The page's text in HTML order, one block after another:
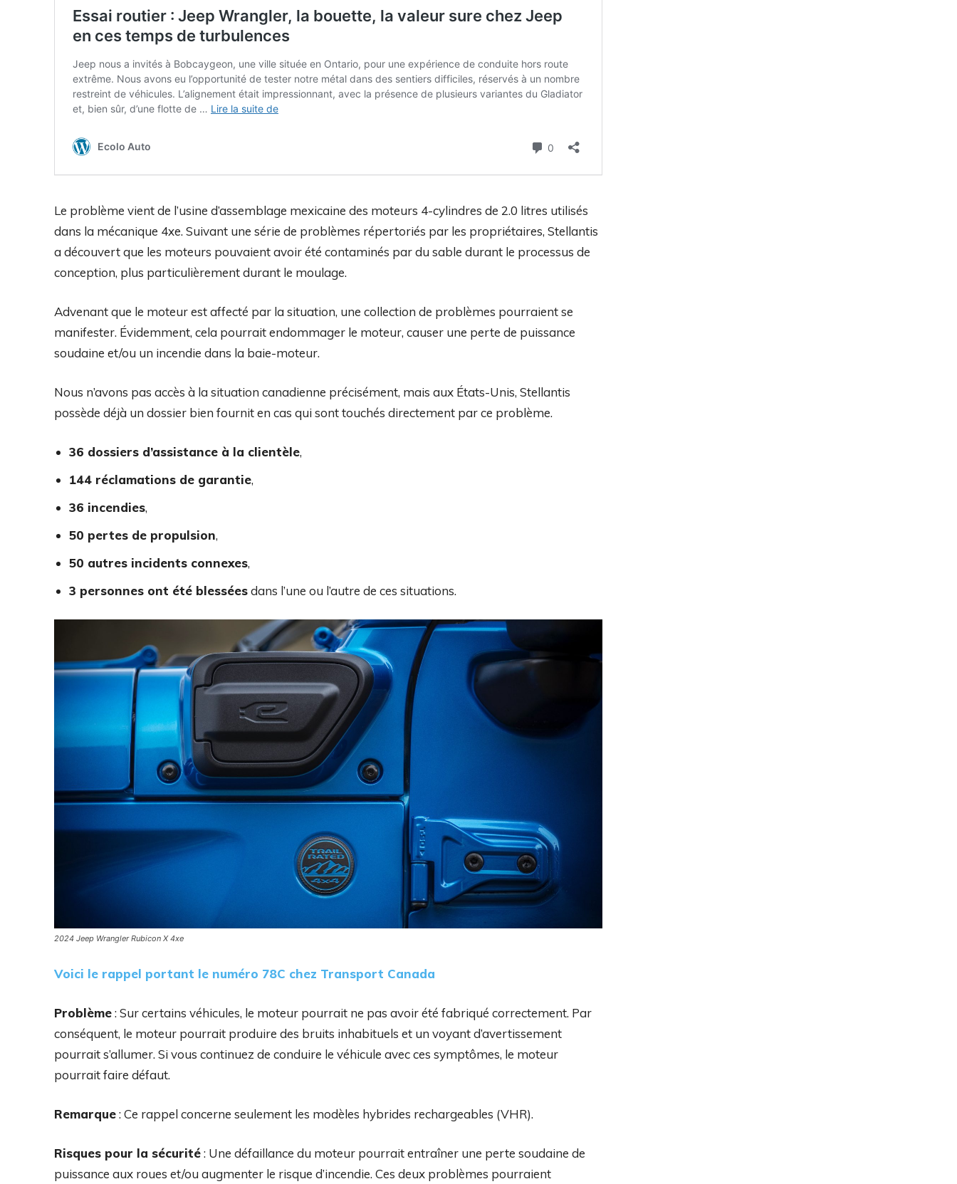
Le problème vient de l’usine d’assemblage mexicaine des moteurs 4-cylindres de 2.0 litres utilisés
dans la mécanique 4xe. Suivant une série de problèmes répertoriés par les propriétaires, Stellantis
a découvert que les moteurs pouvaient avoir été contaminés par du sable durant le processus de
conception, plus particulièrement durant le moulage.
Advenant que le moteur est affecté par la situation, une collection de problèmes pourraient se
manifester. Évidemment, cela pourrait endommager le moteur, causer une perte de puissance
soudaine et/ou un incendie dans la baie-moteur.
Nous n’avons pas accès à la situation canadienne précisément, mais aux États-Unis, Stellantis
possède déjà un dossier bien fournit en cas qui sont touchés directement par ce problème.
36 dossiers d’assistance à la clientèle,
144 réclamations de garantie,
36 incendies,
50 pertes de propulsion,
50 autres incidents connexes,
3 personnes ont été blesséesdans l’une ou l’autre de ces situations.
2024 Jeep Wrangler Rubicon X 4xe
Voici le rappel portant le numéro 78C chez Transport Canada
Problème: Sur certains véhicules, le moteur pourrait ne pas avoir été fabriqué correctement. Par
conséquent, le moteur pourrait produire des bruits inhabituels et un voyant d’avertissement
pourrait s’allumer. Si vous continuez de conduire le véhicule avec ces symptômes, le moteur
pourrait faire défaut.
Remarque: Ce rappel concerne seulement les modèles hybrides rechargeables (VHR).
Risques pour la sécurité: Une défaillance du moteur pourrait entraîner une perte soudaine de
puissance aux roues et/ou augmenter le risque d’incendie. Ces deux problèmes pourraient